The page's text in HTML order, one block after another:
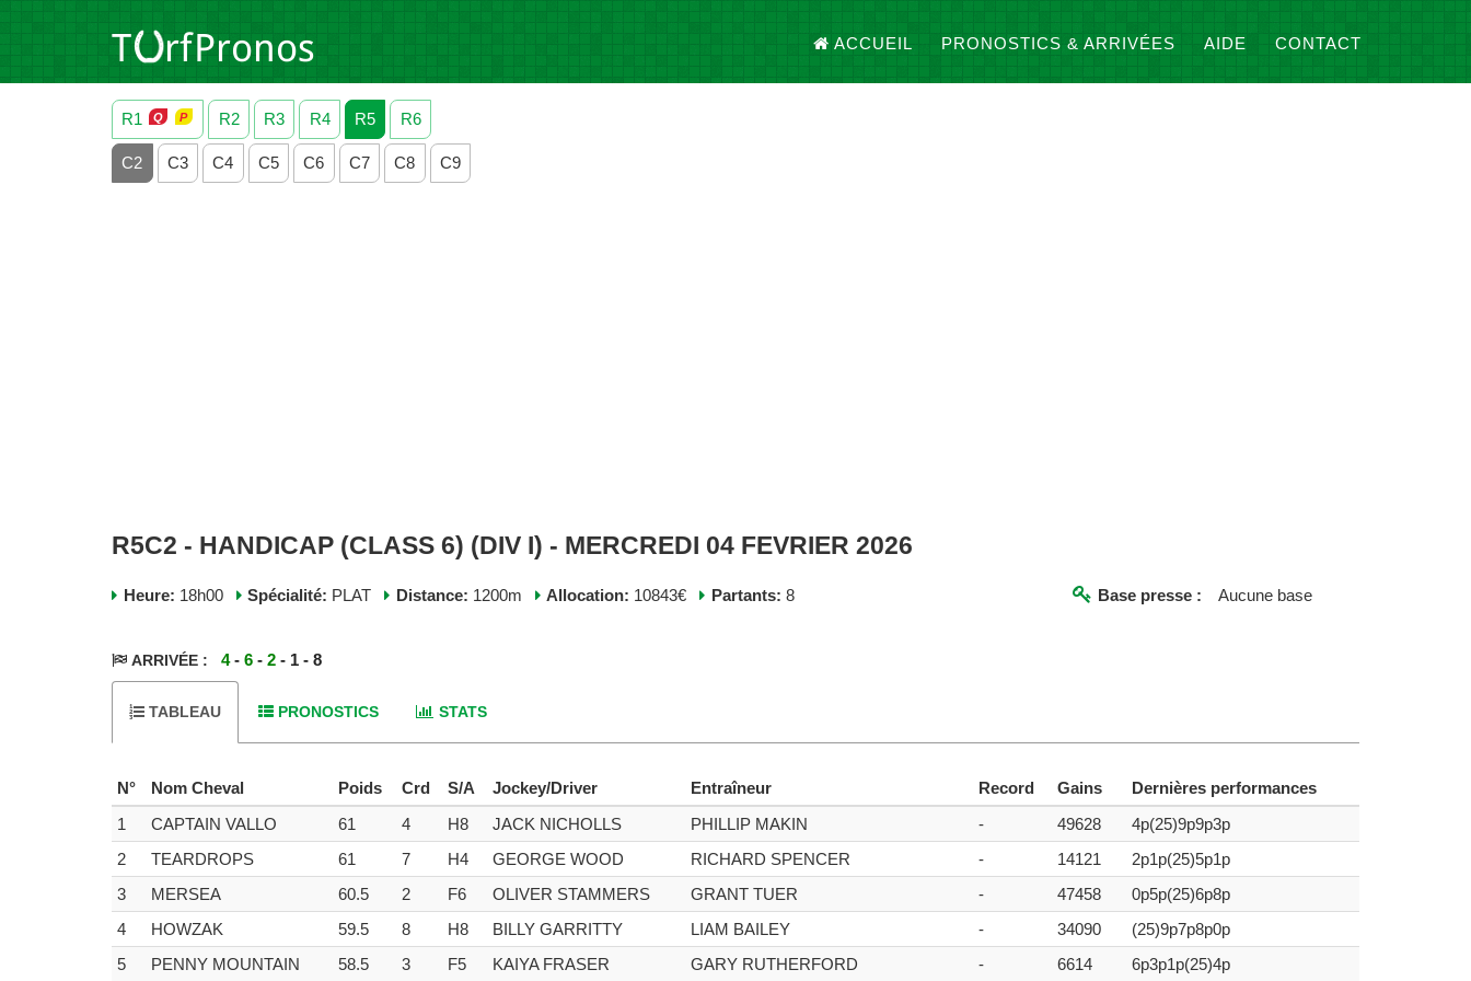
ACCUEIL PRONOSTICS & ARRIVÉES AIDE CONTACT
R1 R2 R3 R4 R5 R6
C2 C3 C4 C5 C6 C7 C8 C9
R5C2 - HANDICAP (CLASS 6) (DIV I) - MERCREDI 04 FEVRIER 2026
Heure: 18h00 Spécialité: PLAT Distance: 1200m Allocation: 10843€ Partants: 8 Base presse : Aucune base
ARRIVÉE : 4-6 -2 - 1 - 8
TABLEAU PRONOSTICS STATS
N° Nom Cheval Poids Crd S/A Jockey/Driver Entraîneur Record Gains
Dernières performances
1
CAPTAIN VALLO 61 4 H8 JACK NICHOLLS PHILLIP MAKIN - 49628
4p(25)9p9p3p
2
TEARDROPS 61 7 H4 GEORGE WOOD RICHARD SPENCER - 14121
2p1p(25)5p1p
3
MERSEA 60.5 2 F6 OLIVER STAMMERS GRANT TUER - 47458
0p5p(25)6p8p
4
HOWZAK 59.5 8 H8 BILLY GARRITTY LIAM BAILEY - 34090
(25)9p7p8p0p
5
PENNY MOUNTAIN 58.5 3 F5 KAIYA FRASER GARY RUTHERFORD - 6614 6p3p1p(25)4p